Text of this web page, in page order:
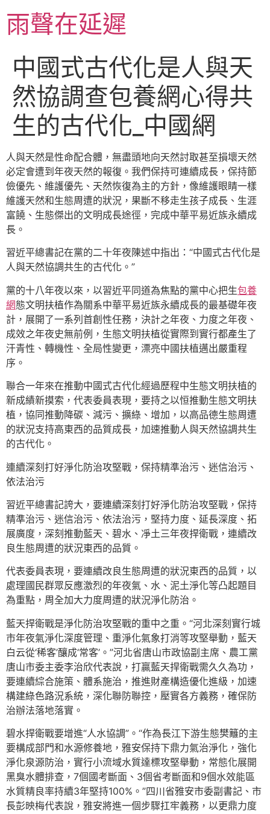
至
主雨聲在延遲
中國式古代化是人與天
然協調查包養網心得共
生的古代化_中國網
人與天然是性命配合體，無盡頭地向天然討取甚至損壞天然
必定會遭到年夜天然的報復。我們保持可連續成長，保持節
儉優先、維護優先、天然恢復為主的方針，像維護眼睛一樣
維護天然和生態周遭的狀況，果斷不移走生孩子成長、生涯
富饒、生態傑出的文明成長途徑，完成中華平易近族永續成
長。
習近平總書記在黨的二十年夜陳述中指出：“中國式古代化是
人與天然協調共生的古代化。”
黨的十八年夜以來，以習近平同道為焦點的黨中心把生包養
網態文明扶植作為關系中華平易近族永續成長的最基礎年夜
計，展開了一系列首創性任務，決計之年夜、力度之年夜、
成效之年夜史無前例，生態文明扶植從實際到實行都產生了
汗青性、轉機性、全局性變更，漂亮中國扶植邁出嚴重程
序。
聯合一年來在推動中國式古代化經過歷程中生態文明扶植的
新成績新摸索，代表委員表現，要持之以恒推動生態文明扶
植，協同推動降碳、減污、擴綠、增加，以高品德生態周遭
的狀況支持高東西的品質成長，加速推動人與天然協調共生
的古代化。
連續深刻打好淨化防治攻堅戰，保持精準治污、迷信治污、
依法治污
習近平總書記誇大，要連續深刻打好淨化防治攻堅戰，保持
精準治污、迷信治污、依法治污，堅持力度、延長深度、拓
展廣度，深刻推動藍天、碧水、凈土三年夜捍衛戰，連續改
良生態周遭的狀況東西的品質。
代表委員表現，要連續改良生態周遭的狀況東西的品質，以
處理國民群眾反應激烈的年夜氣、水、泥土淨化等凸起題目
為重點，周全加大力度周遭的狀況淨化防治。
藍天捍衛戰是淨化防治攻堅戰的重中之重。“河北深刻實行城
市年夜氣淨化深度管理、重淨化氣象打消等攻堅舉動，藍天
白云從‘稀客’釀成‘常客’。”河北省唐山市政協副主席、農工黨
唐山市委主委李治欣代表說，打贏藍天捍衛戰需久久為功，
要連續綜合施策、體系施治，推進財產構造優化進級，加速
構建綠色路況系統，深化聯防聯控，壓實各方義務，確保防
治辦法落地落實。
碧水捍衛戰要增進“人水協調”。“作為長江下游生態樊籬的主
要構成部門和水源修養地，雅安保持下鼎力氣治淨化，強化
淨化泉源防治，實行小流域水質達標攻堅舉動，常態化展開
黑臭水體排查，7個國考斷面、3個省考斷面和9個水效能區
水質精良率持續3年堅持100%。”四川省雅安市委副書記、市
長彭映梅代表說，雅安將進一個步驟扛牢義務，以更鼎力度